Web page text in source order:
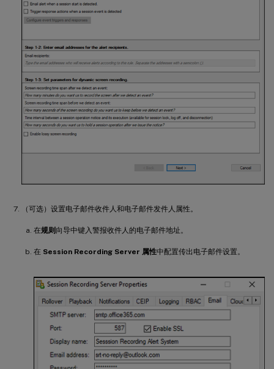
（可选）设置电子邮件收件人和电子邮件发件人属性。
在规则 向导中键入警报收件人的电子邮件地址。
在 Session Recording Server 属性中配置传出电子邮件设置。